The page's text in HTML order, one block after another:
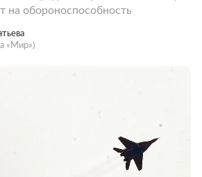
на обороноспособность
«Мир»)